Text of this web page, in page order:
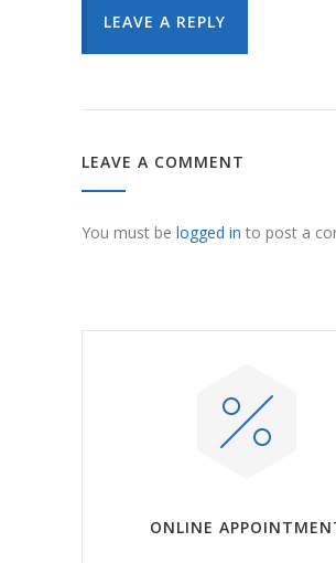
LEAVE A REPLY
LEAVE A COMMENT
You must be logged in to post a
ONLINE